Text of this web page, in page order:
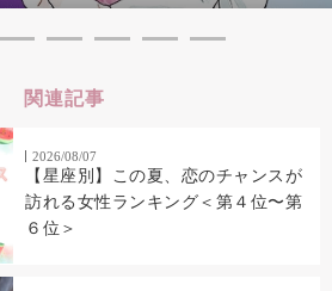
関連記事
2026/08/07
【星座別】この夏、恋のチャンスが
訪れる女性ランキング＜第４位〜第
６位＞